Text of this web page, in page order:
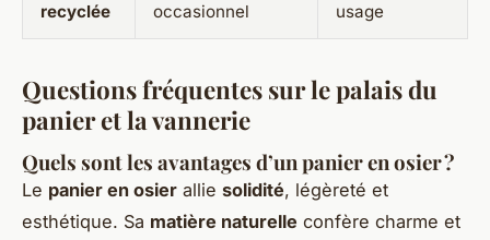
recyclée
occasionnel
usage
Questions fréquentes sur le palais du
panier et la vannerie
Quels sont les avantages d’un panier en osier ?
Le panier en osier allie solidité, légèreté et
esthétique. Sa matière naturelle confère charme et